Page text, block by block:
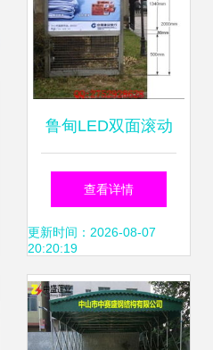
鲁甸LED双面滚动
灭蚊蝇灯箱 宿豫伟
广告制品厂提供专
业生产与软件销售
方案
查看详情
更新时间：2026-08-07
20:20:19